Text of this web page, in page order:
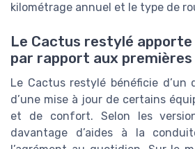
kilométrage annuel et le type de
Le Cactus restylé apporte
par rapport aux premières
Le Cactus restylé bénéficie d’un
d’une mise à jour de certains
et de confort. Selon les
davantage d’aides à la